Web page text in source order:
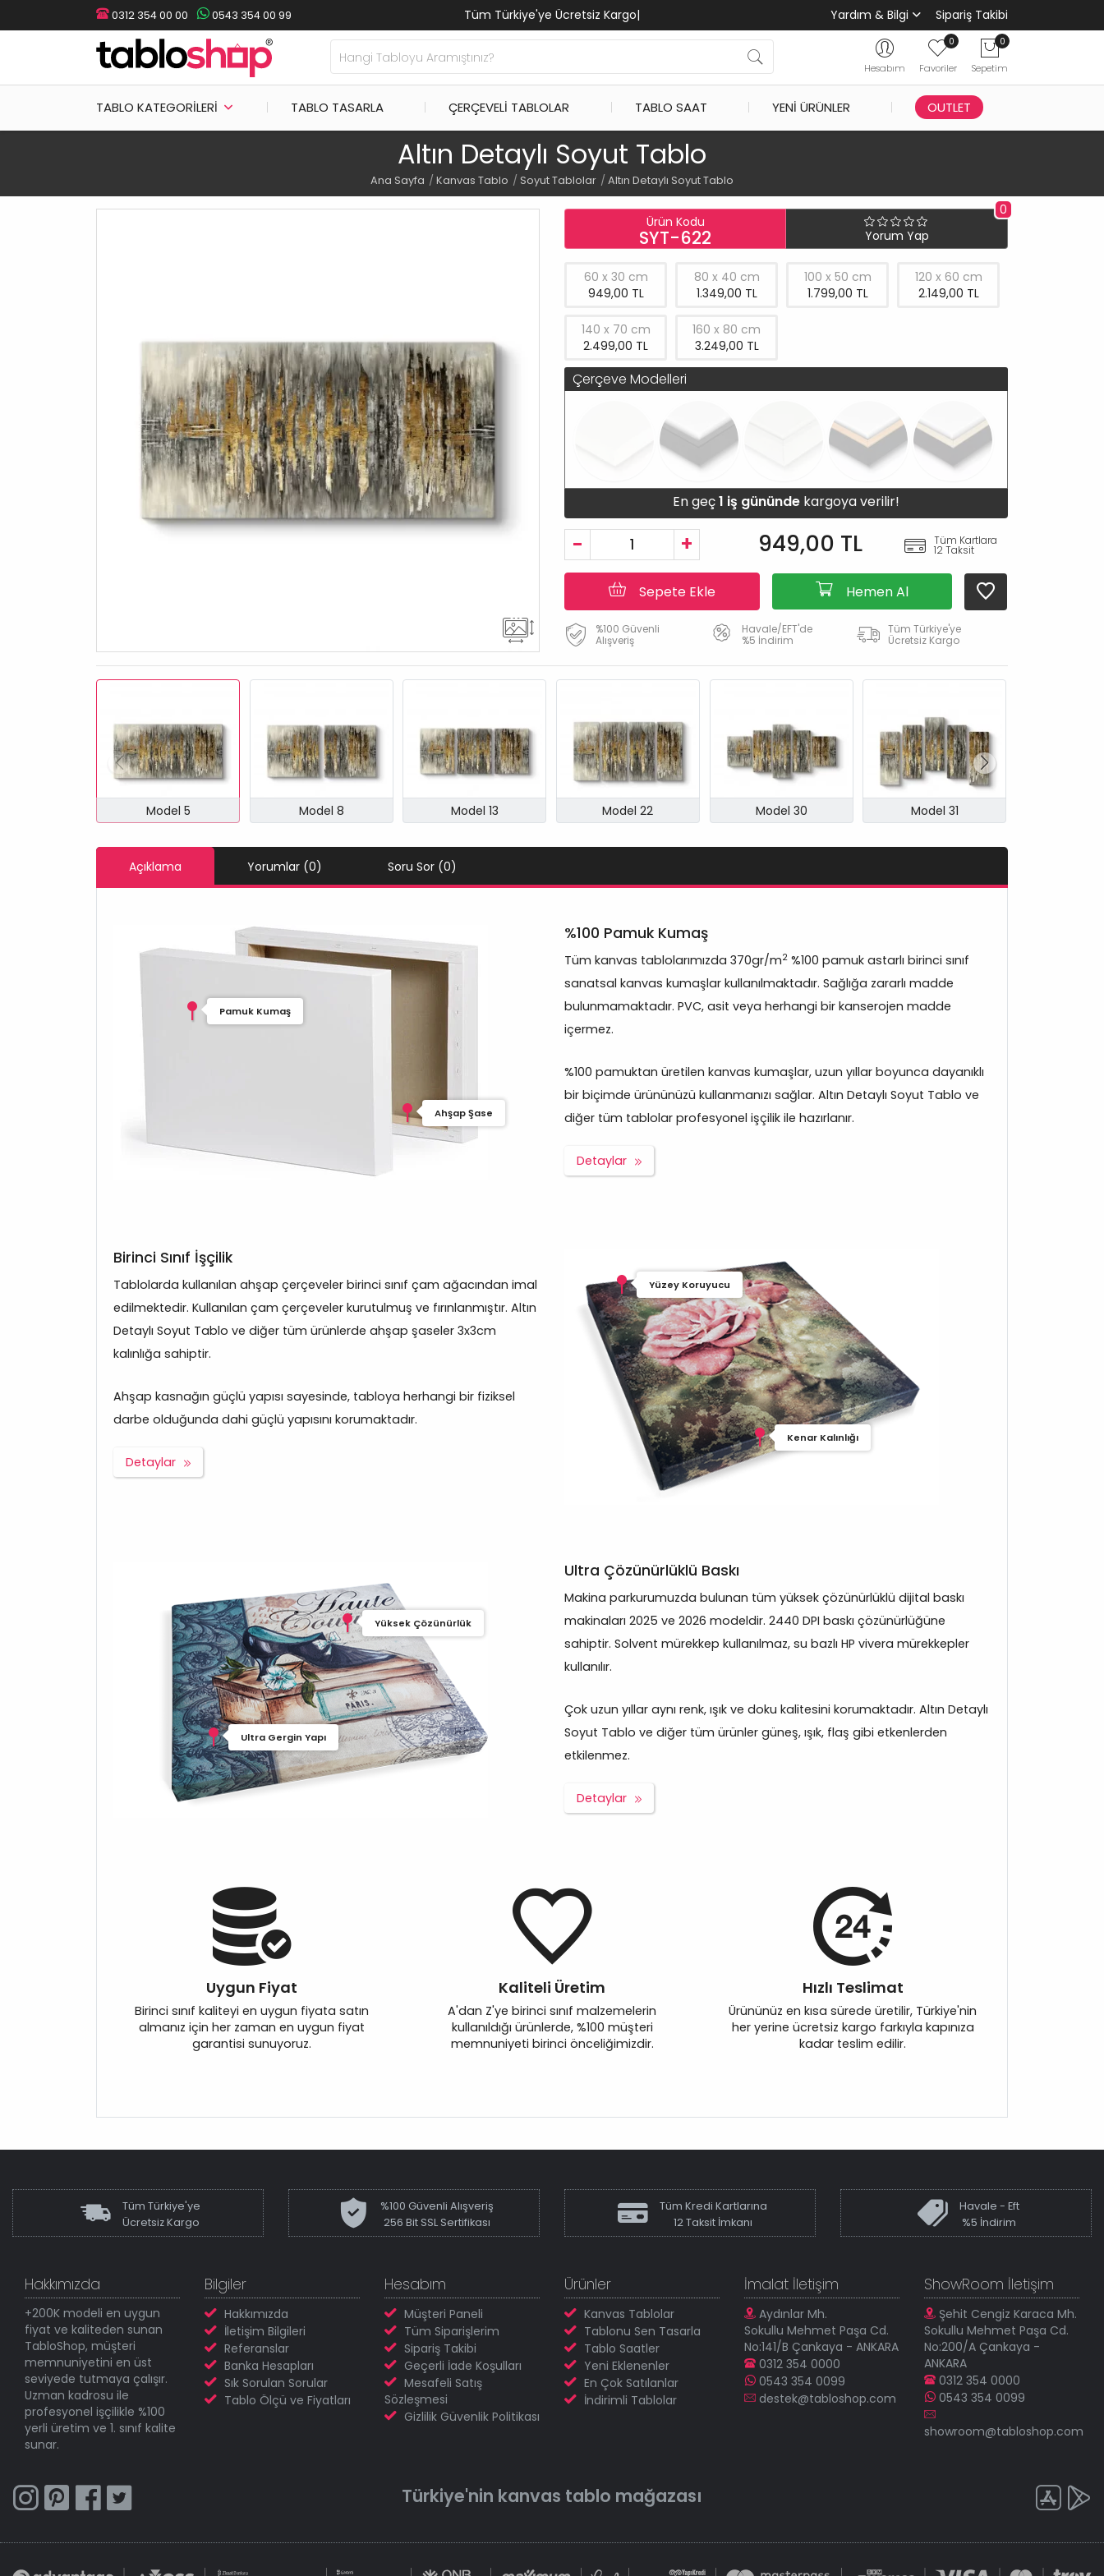
0312 354 00 00 0543 354 00 99 Tüm Türkiye'ye Ücretsiz Kargo| Yardım & Bilgi Sipariş Takibi
Hesabım
0
Favoriler
0
Sepetim
TABLO KATEGORILERI TABLO TASARLA ÇERÇEVELI TABLOLAR TABLO SAAT YENI ÜRÜNLER OUTLET
Altın Detaylı Soyut Tablo
Ana Sayfa Kanvas Tablo Soyut Tablolar Altın Detaylı Soyut Tablo
Ürün Kodu
SYT-622
0
Yorum Yap
60 x 30 cm
949,00 TL
80 x 40 cm
1.349,00 TL
100 x 50 cm
1.799,00 TL
120 x 60 cm
2.149,00 TL
140 x 70 cm
2.499,00 TL
160 x 80 cm
3.249,00 TL
Çerçeve Modelleri
En geç1 iş gününde kargoya verilir!
- + 949,00 TL Tüm Kartlara
12 Taksit
Sepete Ekle Hemen Al
%100 Güvenli
Alışveriş
Havale/EFT'de
%5 İndirim
Tüm Türkiye'ye
Ücretsiz Kargo
Model 5 Model 8 Model 13 Model 22 Model 30 Model 31
Açıklama Yorumlar (0) Soru Sor (0)
Pamuk Kumaş
Ahşap Şase
%100 Pamuk Kumaş
Tüm kanvas tablolarımızda 370gr/m2 %100 pamuk astarlı birinci sınıf
sanatsal kanvas kumaşlar kullanılmaktadır. Sağlığa zararlı madde
bulunmamaktadır. PVC, asit veya herhangi bir kanserojen madde
içermez.
%100 pamuktan üretilen kanvas kumaşlar, uzun yıllar boyunca dayanıklı
bir biçimde ürününüzü kullanmanızı sağlar. Altın Detaylı Soyut Tablo ve
diğer tüm tablolar profesyonel işçilik ile hazırlanır.
Detaylar
Birinci Sınıf İşçilik
Tablolarda kullanılan ahşap çerçeveler birinci sınıf çam ağacından imal
edilmektedir. Kullanılan çam çerçeveler kurutulmuş ve fırınlanmıştır. Altın
Detaylı Soyut Tablo ve diğer tüm ürünlerde ahşap şaseler 3x3cm
kalınlığa sahiptir.
Ahşap kasnağın güçlü yapısı sayesinde, tabloya herhangi bir fiziksel
darbe olduğunda dahi güçlü yapısını korumaktadır.
Detaylar
Yüzey Koruyucu
Kenar Kalınlığı
Yüksek Çözünürlük
Ultra Gergin Yapı
Ultra Çözünürlüklü Baskı
Makina parkurumuzda bulunan tüm yüksek çözünürlüklü dijital baskı
makinaları 2025 ve 2026 modeldir. 2440 DPI baskı çözünürlüğüne
sahiptir. Solvent mürekkep kullanılmaz, su bazlı HP vivera mürekkepler
kullanılır.
Çok uzun yıllar aynı renk, ışık ve doku kalitesini korumaktadır. Altın Detaylı
Soyut Tablo ve diğer tüm ürünler güneş, ışık, flaş gibi etkenlerden
etkilenmez.
Detaylar
Uygun Fiyat
Birinci sınıf kaliteyi en uygun fiyata satın
almanız için her zaman en uygun fiyat
garantisi sunuyoruz.
Kaliteli Üretim
A'dan Z'ye birinci sınıf malzemelerin
kullanıldığı ürünlerde, %100 müşteri
memnuniyeti birinci önceliğimizdir.
Hızlı Teslimat
Ürününüz en kısa sürede üretilir, Türkiye'nin
her yerine ücretsiz kargo farkıyla kapınıza
kadar teslim edilir.
Tüm Türkiye'ye
Ücretsiz Kargo
%100 Güvenli Alışveriş
256 Bit SSL Sertifikası
Tüm Kredi Kartlarına
12 Taksit İmkanı
Havale - Eft
%5 İndirim
Hakkımızda
+200K modeli en uygun
fiyat ve kaliteden sunan
TabloShop, müşteri
memnuniyetini en üst
seviyede tutmaya çalışır.
Uzman kadrosu ile
profesyonel işçilikle %100
yerli üretim ve 1. sınıf kalite
sunar.
Bilgiler
Hakkımızda
İletişim Bilgileri
Referanslar
Banka Hesapları
Sık Sorulan Sorular
Tablo Ölçü ve Fiyatları
Hesabım
Müşteri Paneli
Tüm Siparişlerim
Sipariş Takibi
Geçerli İade Koşulları
Mesafeli Satış
Sözleşmesi
Gizlilik Güvenlik Politikası
Ürünler
Kanvas Tablolar
Tablonu Sen Tasarla
Tablo Saatler
Yeni Eklenenler
En Çok Satılanlar
İndirimli Tablolar
İmalat İletişim
Aydınlar Mh.
Sokullu Mehmet Paşa Cd.
No:141/B Çankaya - ANKARA
0312 354 0000
0543 354 0099
destek@tabloshop.com
ShowRoom İletişim
Şehit Cengiz Karaca Mh.
Sokullu Mehmet Paşa Cd.
No:200/A Çankaya -
ANKARA
0312 354 0000
0543 354 0099
showroom@tabloshop.com
Türkiye'nin kanvas tablo mağazası